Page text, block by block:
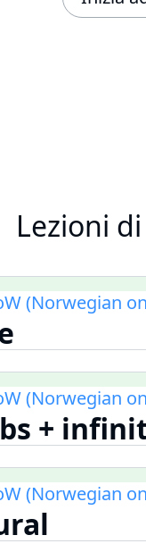
Lezioni
(Norwegian
(Norwegian
+
(Norwegian